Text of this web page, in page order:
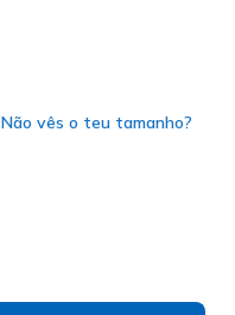
Não vês o teu tamanho?